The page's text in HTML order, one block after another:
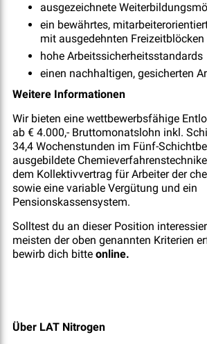
ausgezeichnete
ein bewährtes,
mit ausgedehnten Freizeitblöcken
hohe Arbeitssicherheitsstandards
einen nachhaltigen, gesicherten
Weitere Informationen
Wir bieten eine wettbewerbsfähige
ab € 4.000,- Bruttomonatslohn inkl.
34,4 Wochenstunden im Fünf-
ausgebildete
dem Kollektivvertrag für Arbeiter der
sowie eine variable Vergütung und ein
Pensionskassensystem.
Solltest du an dieser Position
meisten der oben genannten Kriterien
bewirb dich bitte online.
Über LAT Nitrogen